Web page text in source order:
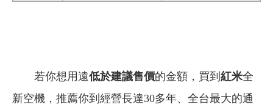
若你想用遠低於建議售價的金額，買到 紅米全
新空機，推薦你到經營長達30多年、全台最大的通